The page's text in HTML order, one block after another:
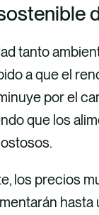
tanto
a que el
por el
que los
los precios
hasta